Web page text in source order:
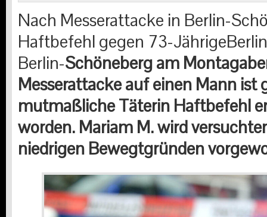
Nach Messerattacke in Berlin-
Haftbefehl gegen 73-
Berlin-Schöneberg am
Messerattacke auf einen Mann ist
mutmaßliche Täterin Haftbefehl
worden. Mariam M. wird
niedrigen Bewegtgründen